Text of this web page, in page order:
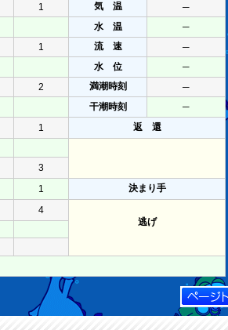
1 気 温
─
水 温
─
1 流 速
─
水 位
─
2 満潮時刻
─
干潮時刻
─
1 返 還
3
1
決まり手
4
逃げ